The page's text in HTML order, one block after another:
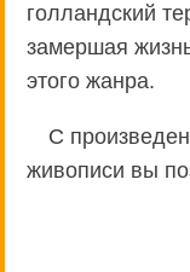
голландский
замершая
этого жанра.
С
живописи вы